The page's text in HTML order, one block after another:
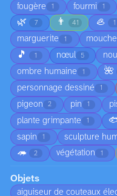
fougère 1 fourmi 1
🌿 7 👨 41 🦪 1
marguerite 1 mouche
🎵 1 nœul 5
ombre humaine 1 🌺
personnage dessiné 1
pigeon 2 pin 1
plante grimpante 1
sapin 1 sculpture
🦔 2 végétation 1
Objets
aiguiseur de couteaux